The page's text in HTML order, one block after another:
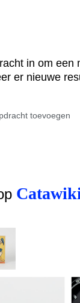
in om een
er nieuwe